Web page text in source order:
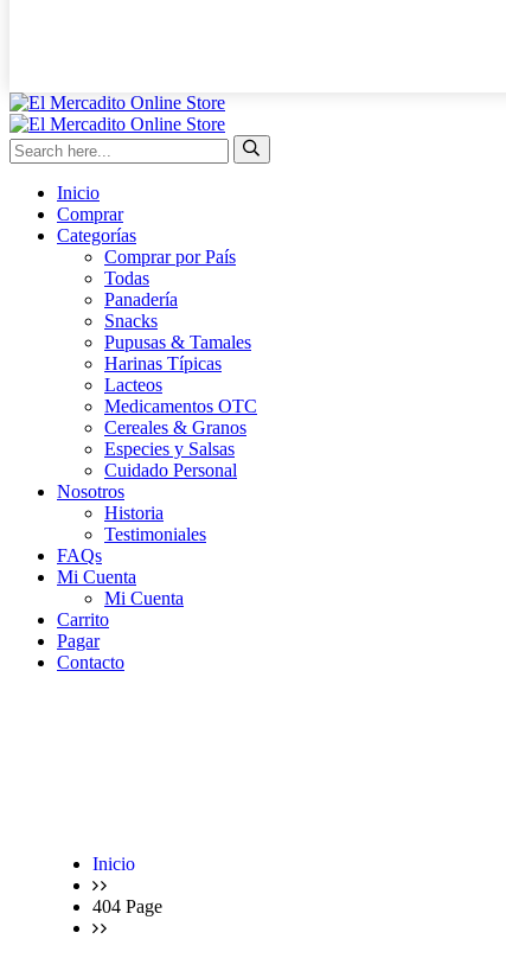
Inicio
Comprar
Categorías
Comprar por País
Todas
Panadería
Snacks
Pupusas & Tamales
Harinas Típicas
Lacteos
Medicamentos OTC
Cereales & Granos
Especies y Salsas
Cuidado Personal
Nosotros
Historia
Testimoniales
FAQs
Mi Cuenta
Mi Cuenta
Carrito
Pagar
Contacto
Inicio
404 Page